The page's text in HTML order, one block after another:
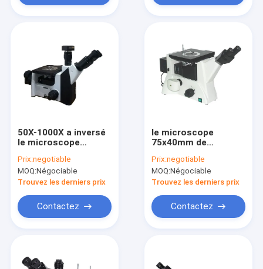
Produits
50X-1000X a inversé
le microscope
métallurgique PL10X
Trinocular
Prix:negotiable
MOQ:Négociable
Trouvez les derniers prix
Contactez
le microscope
75x40mm de
de 2000X 50X 100X a
polarisé la
microscopie optique
Prix:negotiable
MOQ:Négociable
Trouvez les derniers prix
Contactez